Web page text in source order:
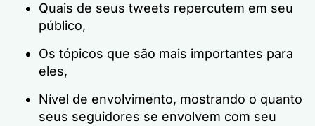
Quais de seus tweets repercutem em seu
público,
Os tópicos que são mais importantes para
eles,
Nível de envolvimento, mostrando o quanto
seus seguidores se envolvem com seu